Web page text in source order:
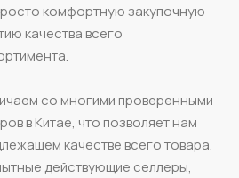
комфортную закупочную
качества всего
со многими проверенными
в Китае, что позволяет нам
качестве всего товара.
действующие селлеры,